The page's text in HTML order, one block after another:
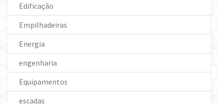
Edificação
Empilhadeiras
Energia
engenharia
Equipamentos
escadas